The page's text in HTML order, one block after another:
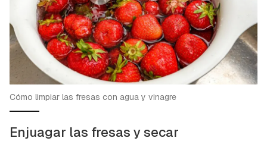
Cómo limpiar las fresas con agua y vinagre
Enjuagar las fresas y secar